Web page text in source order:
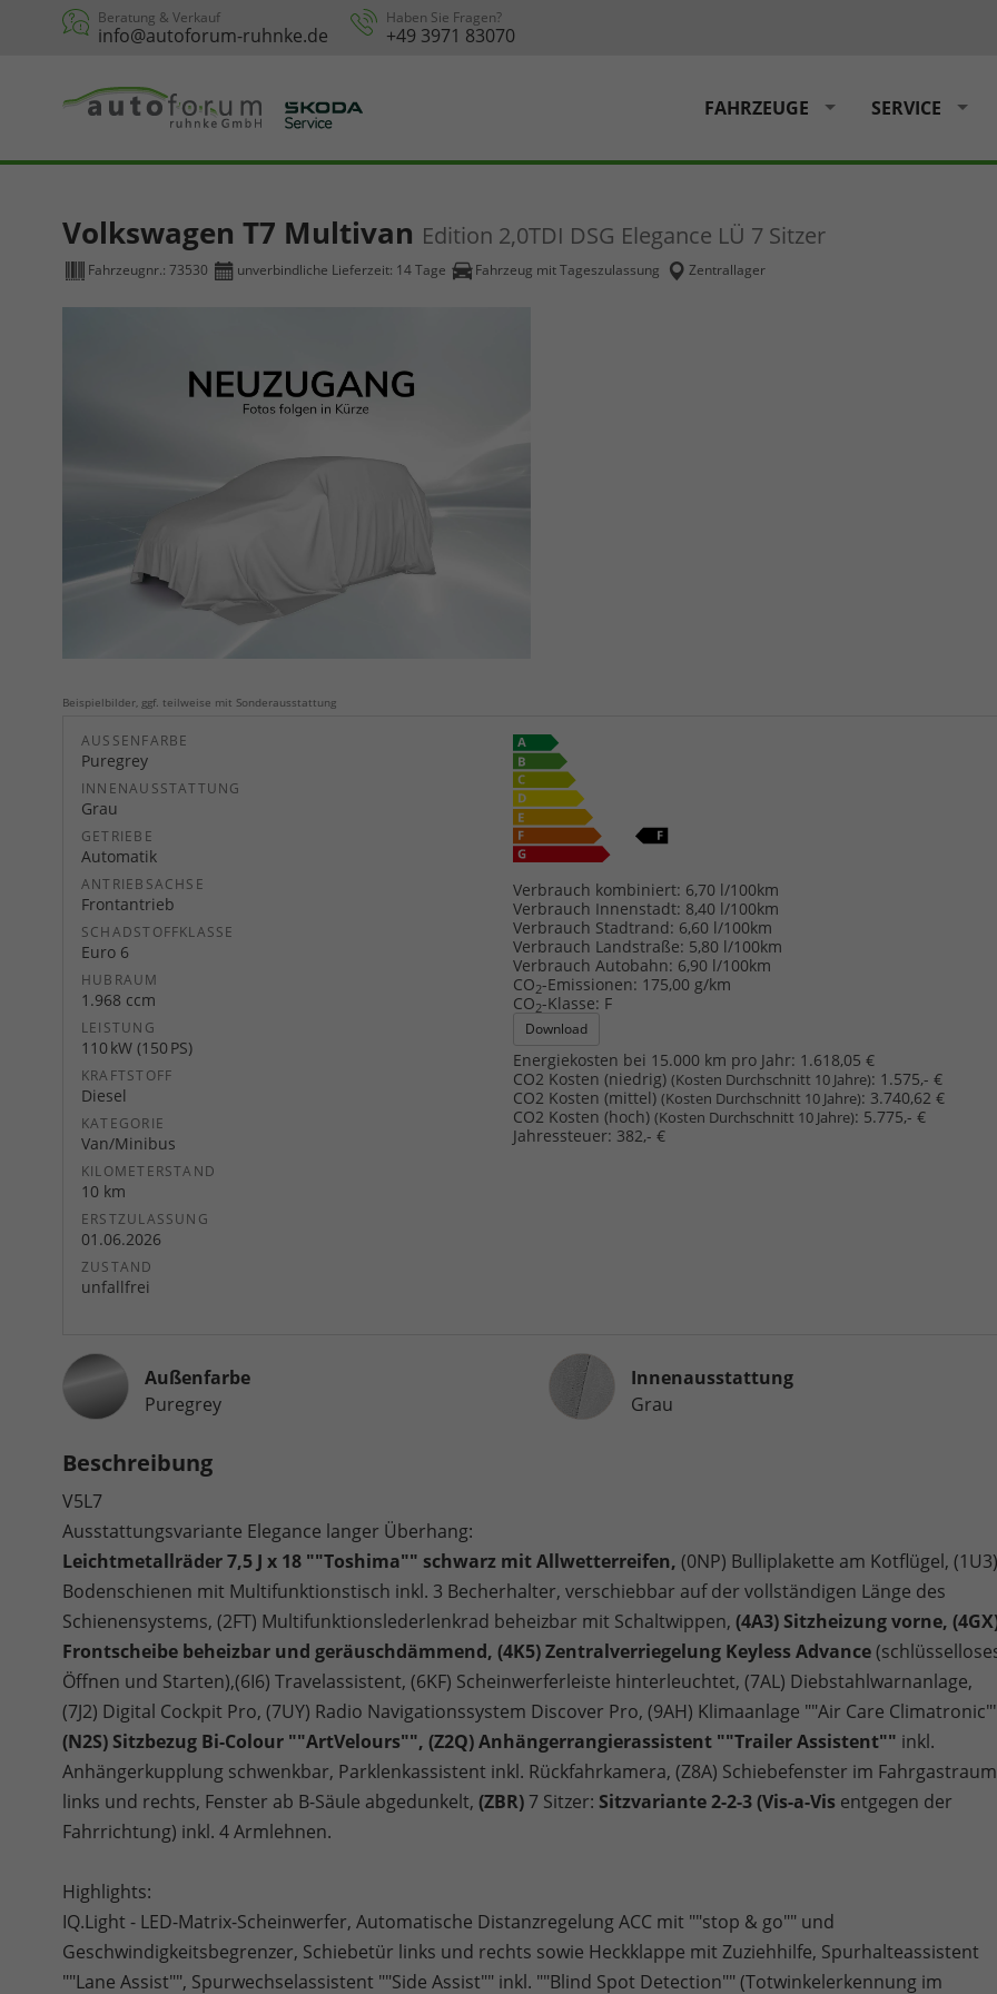
Beratung & Verkauf
info@autoforum-ruhnke.de
Haben Sie Fragen?
+49 3971 83070
FAHRZEUGE SERVICE
Volkswagen T7 Multivan Edition 2,0TDI DSG Elegance LÜ 7 Sitzer
Fahrzeugnr.: 73530 unverbindliche Lieferzeit: 14 Tage Fahrzeug mit Tageszulassung Zentrallager
Beispielbilder, ggf. teilweise mit Sonderausstattung
AUSSENFARBE
Puregrey
INNENAUSSTATTUNG
Grau
GETRIEBE
Automatik
ANTRIEBSACHSE
Frontantrieb
SCHADSTOFFKLASSE
Euro 6
HUBRAUM
1.968 ccm
LEISTUNG
110 kW (150 PS)
KRAFTSTOFF
Diesel
KATEGORIE
Van/Minibus
KILOMETERSTAND
10 km
ERSTZULASSUNG
01.06.2026
ZUSTAND
unfallfrei
Verbrauch kombiniert: 6,70 l/100km
Verbrauch Innenstadt: 8,40 l/100km
Verbrauch Stadtrand: 6,60 l/100km
Verbrauch Landstraße: 5,80 l/100km
Verbrauch Autobahn: 6,90 l/100km
CO2-Emissionen: 175,00 g/km
CO2-Klasse: F
Download
Energiekosten bei 15.000 km pro Jahr: 1.618,05 €
CO2 Kosten (niedrig) (Kosten Durchschnitt 10 Jahre): 1.575,- €
CO2 Kosten (mittel) (Kosten Durchschnitt 10 Jahre): 3.740,62 €
CO2 Kosten (hoch) (Kosten Durchschnitt 10 Jahre): 5.775,- €
Jahressteuer: 382,- €
Außenfarbe
Puregrey
InnenausstattungInnenausstattung
Grau
Beschreibung
V5L7
Ausstattungsvariante Elegance langer Überhang:
Leichtmetallräder 7,5 J x 18 ""Toshima"" schwarz mit Allwetterreifen, (0NP) Bulliplakette am Kotflügel, (1U3)
Bodenschienen mit Multifunktionstisch inkl. 3 Becherhalter, verschiebbar auf der vollständigen Länge des
Schienensystems, (2FT) Multifunktionslederlenkrad beheizbar mit Schaltwippen, (4A3) Sitzheizung vorne,
Frontscheibe beheizbar und geräuschdämmend, (4K5) Zentralverriegelung Keyless Advance
Öffnen und Starten),(6I6) Travelassistent, (6KF) Scheinwerferleiste hinterleuchtet, (7AL) Diebstahlwarnanlage,
(7J2) Digital Cockpit Pro, (7UY) Radio Navigationssystem Discover Pro, (9AH) Klimaanlage ""Air Care
(N2S) Sitzbezug Bi-Colour ""ArtVelours"", (Z2Q) Anhängerrangierassistent ""Trailer Assistent"" inkl.
Anhängerkupplung schwenkbar, Parklenkassistent inkl. Rückfahrkamera, (Z8A) Schiebefenster im Fahrgastraum
links und rechts, Fenster ab B-Säule abgedunkelt, (ZBR) 7 Sitzer: Sitzvariante 2-2-3 (Vis-a-Vis entgegen der
Fahrrichtung) inkl. 4 Armlehnen.
Highlights:
IQ.Light - LED-Matrix-Scheinwerfer, Automatische Distanzregelung ACC mit ""stop & go"" und
Geschwindigkeitsbegrenzer, Schiebetür links und rechts sowie Heckklappe mit Zuziehhilfe, Spurhalteassistent
""Lane Assist"", Spurwechselassistent ""Side Assist"" inkl. ""Blind Spot Detection"" (Totwinkelerkennung im